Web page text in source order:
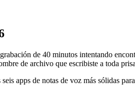
de 40 minutos intentando
de archivo que escribiste a toda
apps de notas de voz más sólidas